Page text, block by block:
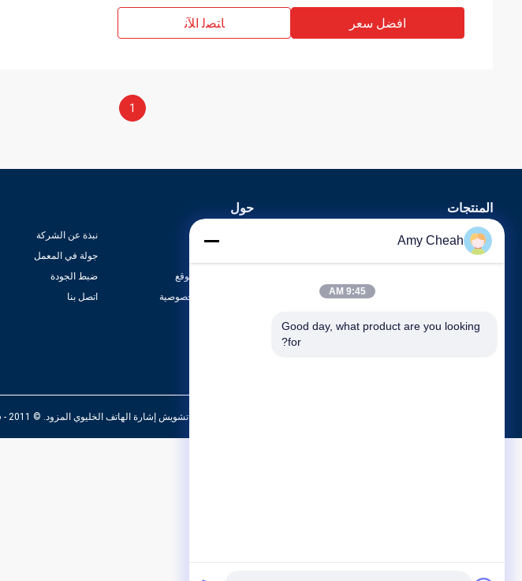
افضل سعر ﺎﺘﺼﻟ ﺍﻶﻧ
1
حول
نبذة عن الشركة
جولة في المعمل
ضبط الجودة
اتصل بنا
خريطة الموقع
سياسة الخصوصية
المنتجات
جهاز تشويش إشارة الهاتف الخليوي
جهاز تشويش الهاتف الخليوي المحمول
الصين جيّد جودة جهاز تشويش إشارة الهاتف الخليوي المزود. © 2011 - 2026 EASTLONGE ELECTRONICS(HK) CO.,LTD. All Rights Reserved.
Amy Cheah
9:45 AM
Good day, what product are you looking
for?